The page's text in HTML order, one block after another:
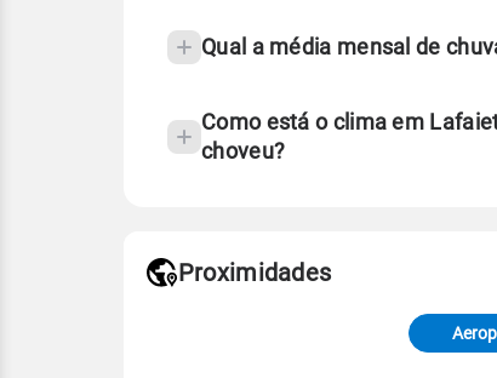
Qual a média mensal de
Como está o clima em
choveu?
de Tempo e Estudos
Proximidades